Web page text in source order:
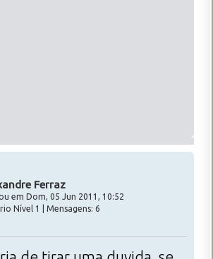
Ferraz
em Dom, 05 Jun 2011, 10:52
Nível 1 | Mensagens: 6